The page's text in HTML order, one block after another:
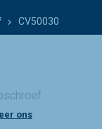
CV50030
ons